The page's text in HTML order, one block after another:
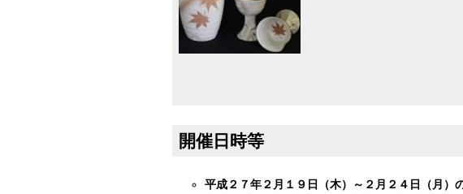
開催日時等
平成２７年２月１９日（木）～２月２４日（月）